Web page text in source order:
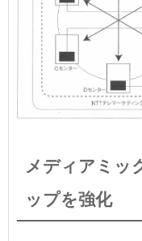
メディアミッ
ップを強化